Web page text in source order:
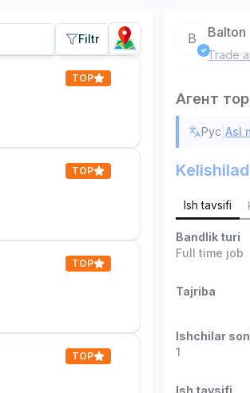
Filtr
TOP
TOP
TOP
TOP
B Balton
Trade
Агент
Рус |Asl
Ish tavsifi
Bandlik turi
Full time job
Tajriba
Ishchilar
1
Ish tavsifi